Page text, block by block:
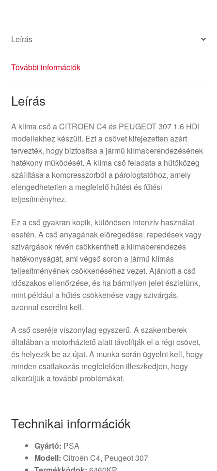
Leírás
További információk
Leírás
A klíma cső a CITROEN C4 és PEUGEOT 307 1.6 HDI
modellekhez készült. Ezt a csövet kifejezetten azért
tervezték, hogy biztosítsa a jármű klímaberendezésének
hatékony működését. A klíma cső feladata a hűtőközeg
szállítása a kompresszorból a párologtatóhoz, amely
elengedhetetlen a megfelelő hűtési és fűtési
teljesítményhez.
Ez a cső gyakran kopik, különösen intenzív használat
esetén. A cső anyagának elöregedése, repedések vagy
szivárgások révén csökkentheti a klímaberendezés
hatékonyságát, ami végső soron a jármű klímás
teljesítményének csökkenéséhez vezet. Ajánlott a cső
időszakos ellenőrzése, és ha bármilyen jelet észlelünk,
mint például a hűtés csökkenése vagy szivárgás,
azonnal cserélni kell.
A cső cseréje viszonylag egyszerű. A szakemberek
általában a motorháztető alatt távolítják el a régi csövet,
és helyezik be az újat. A munka során ügyelni kell, hogy
minden csatlakozás megfelelően illeszkedjen, hogy
elkerüljük a további problémákat.
Technikai információk
Gyártó: PSA
Modell: Citroën C4, Peugeot 307